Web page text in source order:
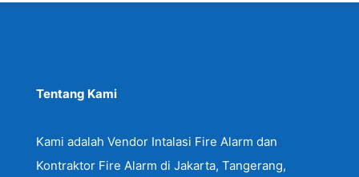
Tentang Kami
Kami adalah Vendor Intalasi Fire Alarm dan
Kontraktor Fire Alarm di Jakarta, Tangerang,